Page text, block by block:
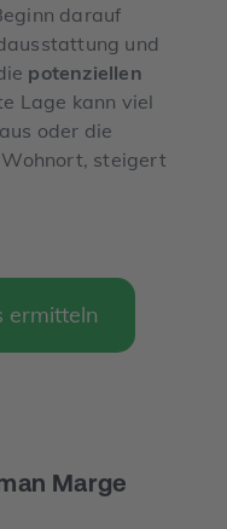
darauf
und
potenziellen
Lage kann viel
oder die
steigert
ermitteln
Marge